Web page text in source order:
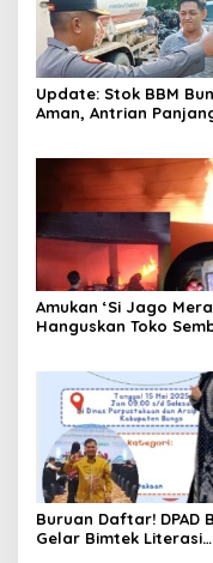
Update: Stok BBM
Aman, Antrian
Amukan ‘Si Jago
Hanguskan Toko
Buruan Daftar! DPAD
Gelar Bimtek Literasi